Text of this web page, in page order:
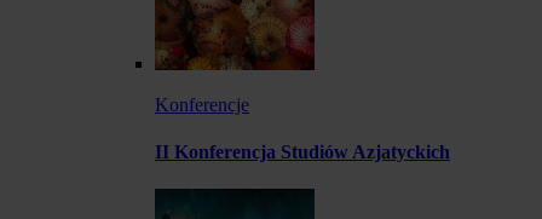
Konferencje
II Konferencja Studiów Azjatyckich